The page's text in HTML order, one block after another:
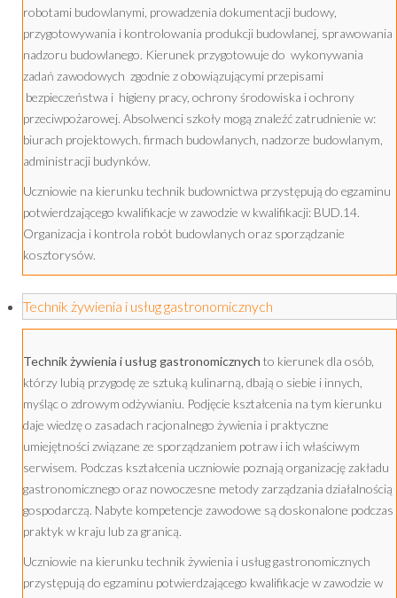
robotami budowlanymi, prowadzenia dokumentacji budowy,
przygotowywania i kontrolowania produkcji budowlanej, sprawowania
nadzoru budowlanego. Kierunek przygotowuje do wykonywania
zadań zawodowych zgodnie z obowiązującymi przepisami
bezpieczeństwa i higieny pracy, ochrony środowiska i ochrony
przeciwpożarowej. Absolwenci szkoły mogą znaleźć zatrudnienie w:
biurach projektowych. firmach budowlanych, nadzorze budowlanym,
administracji budynków.
Uczniowie na kierunku technik budownictwa przystępują do egzaminu
potwierdzającego kwalifikacje w zawodzie w kwalifikacji: BUD.14.
Organizacja i kontrola robót budowlanych oraz sporządzanie
kosztorysów.
Technik żywienia i usług gastronomicznych
Technik żywienia i usług gastronomicznych to kierunek dla osób,
którzy lubią przygodę ze sztuką kulinarną, dbają o siebie i innych,
myśląc o zdrowym odżywianiu. Podjęcie kształcenia na tym kierunku
daje wiedzę o zasadach racjonalnego żywienia i praktyczne
umiejętności związane ze sporządzaniem potraw i ich właściwym
serwisem. Podczas kształcenia uczniowie poznają organizację zakładu
gastronomicznego oraz nowoczesne metody zarządzania działalnością
gospodarczą. Nabyte kompetencje zawodowe są doskonalone podczas
praktyk w kraju lub za granicą.
Uczniowie na kierunku technik żywienia i usług gastronomicznych
przystępują do egzaminu potwierdzającego kwalifikacje w zawodzie w